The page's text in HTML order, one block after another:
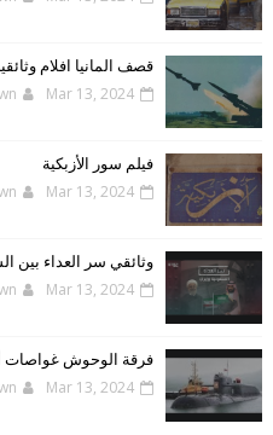
قصف المانيا افلام
Mar 13, 2024
فيلم سور الأزبكية
Mar 13, 2024
وثائقي سر العداء بين
Mar 13, 2024
فرقة الوحوش غواصات
Mar 13, 2024